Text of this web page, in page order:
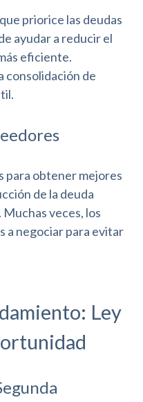
priorice las deudas
ayudar a reducir el
eficiente.
consolidación de
para obtener mejores
de la deuda
veces, los
a negociar para evitar
Ley